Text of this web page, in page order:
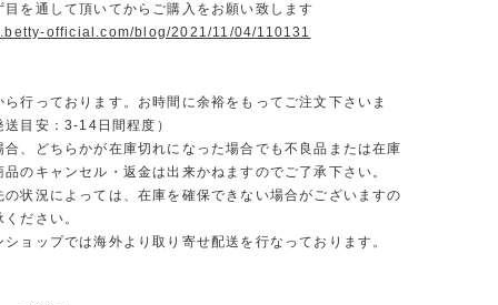
目を通して頂いてからご購入をお願い致します
official.com/blog/2021/11/04/110131
ら行っております。お時間に余裕をもってご注文下さいま
送目安：3-14日間程度）
合、どちらかが在庫切れになった場合でも不良品または在庫
品のキャンセル・返金は出来かねますのでご了承下さい。
の状況によっては、在庫を確保できない場合がございますの
ださい。
ショップでは海外より取り寄せ配送を行なっております。